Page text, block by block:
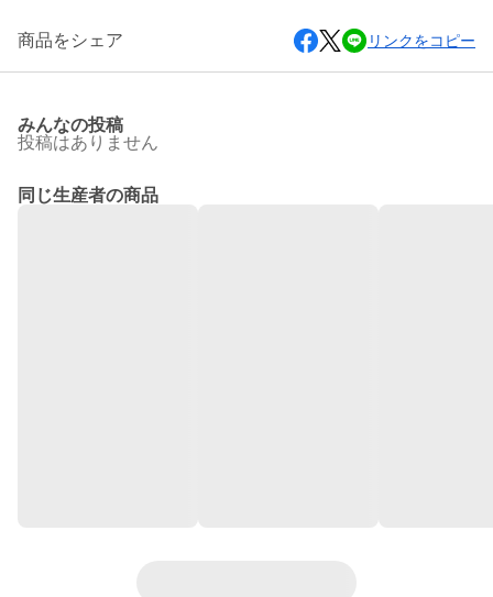
商品をシェア リンクをコピー
みんなの投稿
投稿はありません
同じ生産者の商品